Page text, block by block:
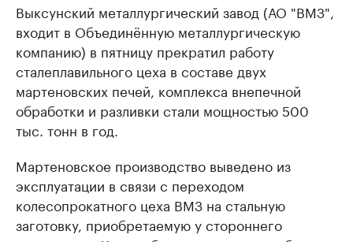
Выксунский металлургический завод (АО "ВМЗ",
входит в Объединённую металлургическую
компанию) в пятницу прекратил работу
сталеплавильного цеха в составе двух
мартеновских печей, комплекса внепечной
обработки и разливки стали мощностью 500
тыс. тонн в год.
Мартеновское производство выведено из
эксплуатации в связи с переходом
колесопрокатного цеха ВМЗ на стальную
заготовку, приобретаемую у стороннего